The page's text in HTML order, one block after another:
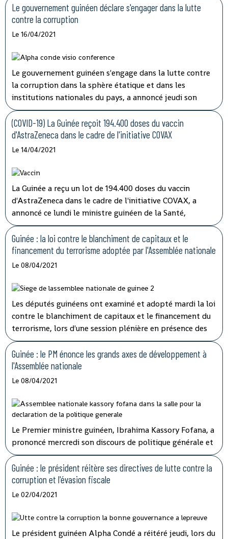
mardi à la télévision nationale, Sory Condé, chargé des
études au département surveillance à l'Agence nationale
de sécurité sanitaire (ANSS).
Le gouvernement guinéen déclare s'engager dans la lutte
contre la corruption
Le 16/04/2021
Le gouvernement guinéen s'engage dans la lutte contre
la corruption dans la sphère étatique et dans les
institutions nationales du pays, a annoncé jeudi son
porte-parole, Aboubacar Sylla.Lors de la session
ordinaire du conseil des ministres tenu par
visioconférence, le président Alpha Condé a insisté sur
''la cohérence et la complémentarité qui doivent
les opérations de lutte contre la corruption.
(COVID-19) La Guinée reçoit 194.400 doses du vaccin
d'AstraZeneca dans le cadre de l'initiative COVAX
Le 14/04/2021
La Guinée a reçu un lot de 194.400 doses du vaccin
d'AstraZeneca dans le cadre de l'initiative COVAX, a
annoncé ce lundi le ministre guinéen de la Santé,
médécin général Rémy Lamah à la radio nationale.
Guinée : la loi contre le blanchiment de capitaux et le
financement du terrorisme adoptée par l'Assemblée nationale
Le 08/04/2021
Les députés guinéens ont examiné et adopté mardi la loi
contre le blanchiment de capitaux et le financement du
terrorisme, lors d'une session plénière en présence des
membres du gouvernement.
Guinée : le PM énonce les grands axes de développement à
l'Assemblée nationale
Le 08/04/2021
Le Premier ministre guinéen, Ibrahima Kassory Fofana, a
prononcé mercredi son discours de politique générale et
d'orientation devant les 108 députés présents sur les 114
que compte l'hémicycle guinéen.
Guinée : le président réitère ses directives de lutte contre la
corruption et l'évasion fiscale
Le 02/04/2021
Le président guinéen Alpha Condé a réitéré jeudi, lors du